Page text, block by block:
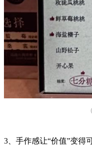
3、手作感让“价值”变得